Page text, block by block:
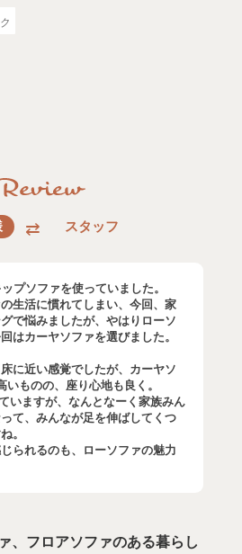
スタッフ
プソファを使っていました。
生活に慣れてしまい、今回、家
で悩みましたが、やはりローソ
はカーヤソファを選びました。
に近い感覚でしたが、カーヤソ
ものの、座り心地も良く。
いますが、なんとなーく家族みん
て、みんなが足を伸ばしてくつ
。
られるのも、ローソファの魅力
、フロアソファのある暮らし